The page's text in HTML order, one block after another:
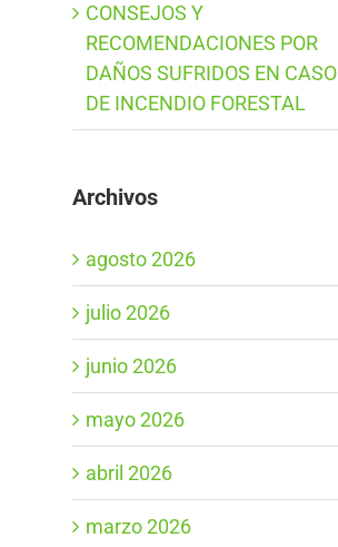
CONSEJOS Y
RECOMENDACIONES POR
DAÑOS SUFRIDOS EN CASO
DE INCENDIO FORESTAL
Archivos
agosto 2026
julio 2026
junio 2026
mayo 2026
abril 2026
marzo 2026